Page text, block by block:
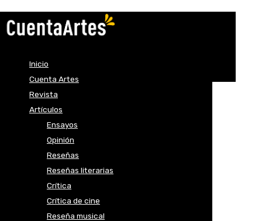
Inicio
Cuenta Artes
Revista
Artículos
Ensayos
Opinión
Reseñas
Reseñas literarias
Crítica
Crítica de cine
Reseña musical